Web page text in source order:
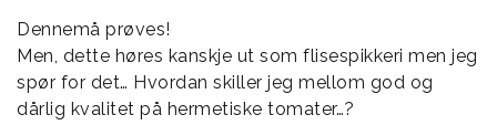
Dennemå prøves!
Men, dette høres kanskje ut som flisespikkeri men jeg
spør for det… Hvordan skiller jeg mellom god og
dårlig kvalitet på hermetiske tomater…?